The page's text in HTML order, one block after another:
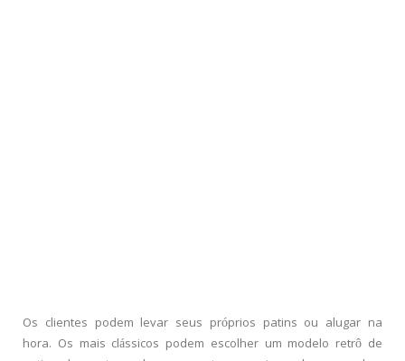
Os clientes podem levar seus próprios patins ou alugar na
hora. Os mais clássicos podem escolher um modelo retrô de